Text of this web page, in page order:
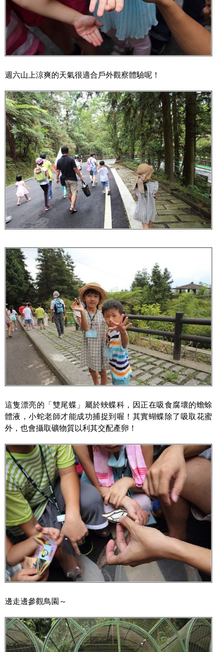
週六山上涼爽的天氣很適合戶外觀察體驗呢！
這隻漂亮的「雙尾蝶」屬於蛺蝶科，因正在吸食腐壞的蟾蜍
體液，小蛇老師才能成功捕捉到喔！其實蝴蝶除了吸取花蜜
外，也會攝取礦物質以利其交配產卵！
邊走邊參觀鳥園～